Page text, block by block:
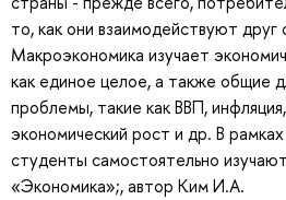
то, как они взаимодействуют друг
Макроэкономика изучает
как единое целое, а также общие
проблемы, такие как ВВП,
экономический рост и др. В
студенты самостоятельно
«Экономика»;, автор Ким И.А.